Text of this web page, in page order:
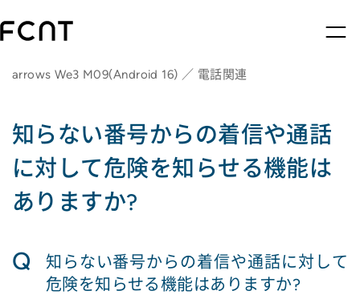
arrows We3 M09(Android 16) ／ 電話関連
知らない番号からの着信や通話
に対して危険を知らせる機能は
ありますか?
Q
知らない番号からの着信や通話に対して
危険を知らせる機能はありますか?